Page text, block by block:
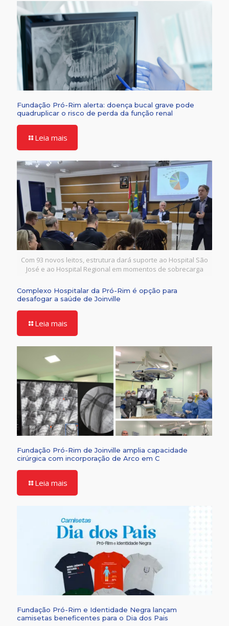
Fundação Pró-Rim alerta: doença bucal grave pode
quadruplicar o risco de perda da função renal
Leia mais
Com 93 novos leitos, estrutura dará suporte ao Hospital São
José e ao Hospital Regional em momentos de sobrecarga
Complexo Hospitalar da Pró-Rim é opção para
desafogar a saúde de Joinville
Leia mais
Fundação Pró-Rim de Joinville amplia capacidade
cirúrgica com incorporação de Arco em C
Leia mais
Fundação Pró-Rim e Identidade Negra lançam
camisetas beneficentes para o Dia dos Pais